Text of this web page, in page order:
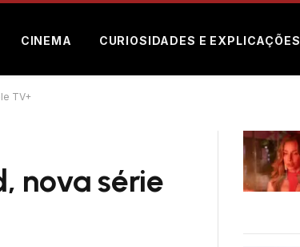
CINEMA CURIOSIDADES E EXPLICAÇÕES
TV+
nova série